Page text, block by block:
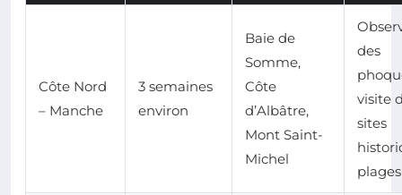
Côte Nord
– Manche
3 semaines
environ
Baie de
Somme,
Côte
d’Albâtre,
Mont Saint-
Michel
des
visite
sites
plages